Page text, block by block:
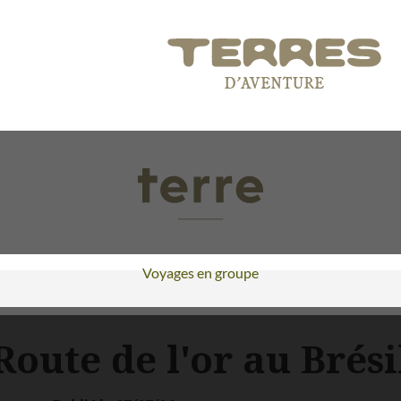
Voyages en groupe
de l'or au